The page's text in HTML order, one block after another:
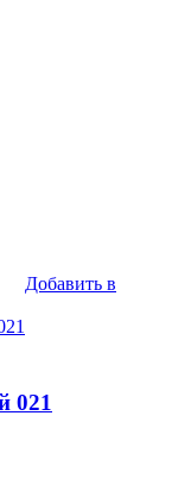
Добавить в
021